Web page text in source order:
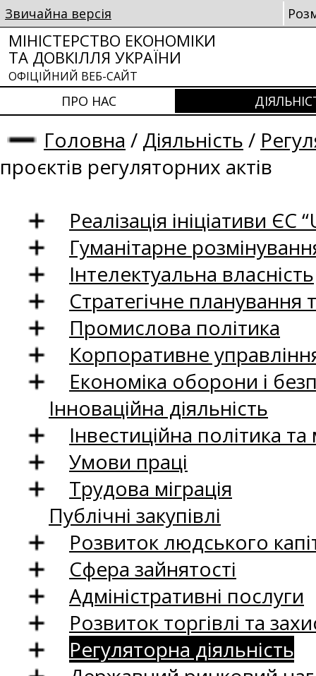
Звичайна версія
МІНІСТЕРСТВО ЕКОНОМІКИ
ТА ДОВКІЛЛЯ УКРАЇНИ
ОФІЦІЙНИЙ ВЕБ-САЙТ
ПРО НАС
Головна / Діяльність /
проєктів регуляторних актів
Реалізація ініціативи ЄС
Гуманітарне
Інтелектуальна власність
Стратегічне
Промислова політика
Корпоративне
Економіка оборони і
Інноваційна діяльність
Інвестиційна політика
Умови праці
Трудова міграція
Публічні закупівлі
Розвиток людського
Сфера зайнятості
Адміністративні послуги
Розвиток торгівлі та
Регуляторна діяльність